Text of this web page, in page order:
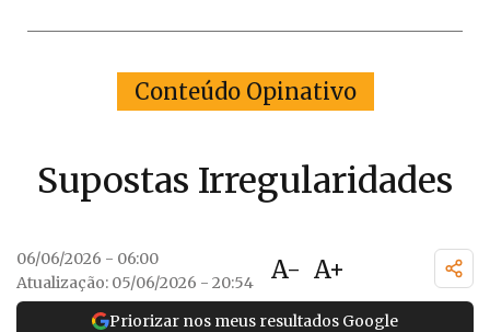
Conteúdo Opinativo
Supostas Irregularidades
06/06/2026 - 06:00
Atualização: 05/06/2026 - 20:54
A- A+
Priorizar nos meus resultados Google